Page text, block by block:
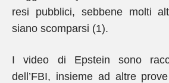
resi pubblici, sebbene molti
siano scomparsi (1).
I video di Epstein sono
dell’FBI, insieme ad altre